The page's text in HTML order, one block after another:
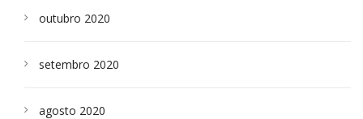
outubro 2020
setembro 2020
agosto 2020